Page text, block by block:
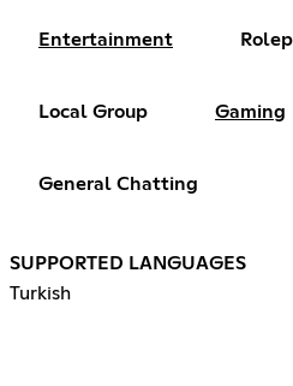
Entertainment
Local Group Gaming
General Chatting
SUPPORTED LANGUAGES
Turkish